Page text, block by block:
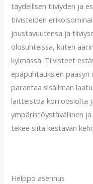
täydellisen tiiviyden ja
tiivisteiden
joustavuutensa ja
olosuhteissa, kuten
kylmässä. Tiivisteet
epäpuhtauksien
parantaa sisäilman
laitteistoa korroosiolta
ympäristöystävällinen
tekee siitä kestävän
Helppo asennus